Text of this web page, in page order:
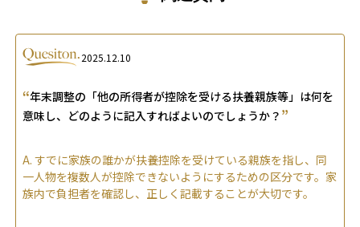
2025.12.10
“年末調整の「他の所得者が控除を受ける扶養親族等」は何を
意味し、どのように記入すればよいのでしょうか？ ”
A. すでに家族の誰かが扶養控除を受けている親族を指し、同
一人物を複数人が控除できないようにするための区分です。家
族内で負担者を確認し、正しく記載することが大切です。